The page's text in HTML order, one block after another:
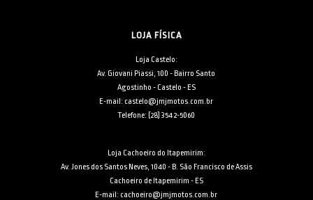
LOJA FÍSICA
Loja Castelo:
Av. Giovani Piassi, 100 - Bairro Santo
Agostinho - Castelo - ES
E-mail: castelo@jmjmotos.com.br
Telefone: [28] 3542-5060
Loja Cachoeiro do Itapemirim:
Av. Jones dos Santos Neves, 1040 - B. São Francisco de Assis
Cachoeiro de Itapemirim - ES
E-mail: cachoeiro@jmjmotos.com.br